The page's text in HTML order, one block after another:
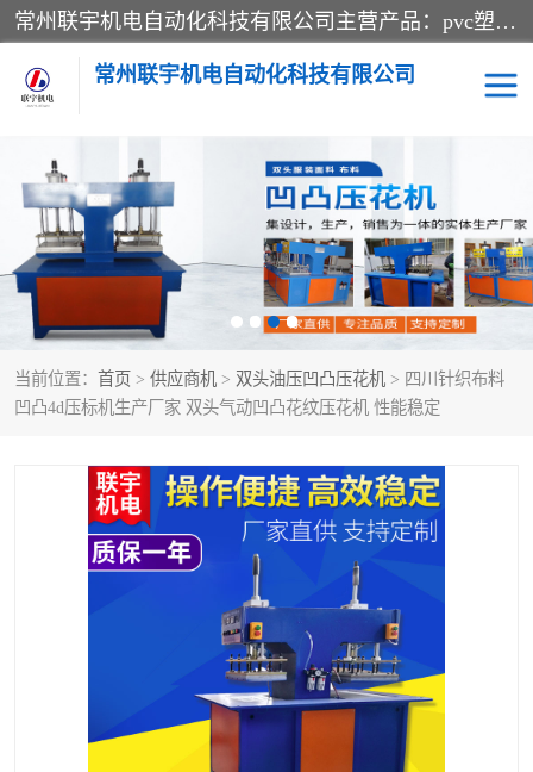
常州联宇机电自动化科技有限公司主营产品：pvc塑料焊机、高频热合机、软膜天花压边机、服装布料凹凸压花机、布料3d压印设备、服装植胶设备、超声波布料花边机、无纺布热合机、全自动压花机。
常州联宇机电自动化科技有限公司
当前位置： 首页 > 供应商机 > 双头油压凹凸压花机 > 四川针织布料
凹凸4d压标机生产厂家 双头气动凹凸花纹压花机 性能稳定
压花定型机以及压花模具 超声波热合机
高频热合机 超声波花边机
超声波复合压花机 凹凸压花机压标机
3040凹凸压花机 双头服装凹凸压花机
高频压花压标机 自动超声波打片成型机
泡壳包装封口机 海绵产品成型机